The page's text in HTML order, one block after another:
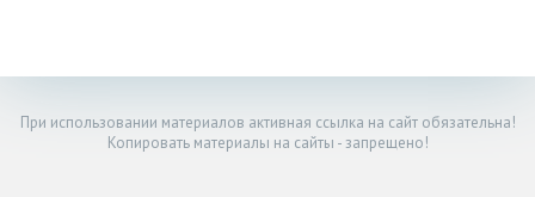
При использовании материалов активная ссылка на сайт обязательна!
Копировать материалы на сайты - запрещено!